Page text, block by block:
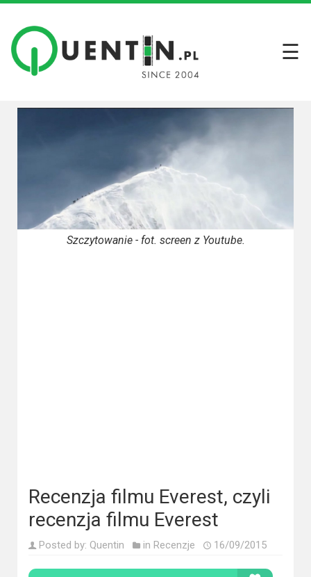
Filmy
recenzje
Seriale
Wszystkie
Horrory
Kino
azjatyckie
Kino
☰
Szczytowanie - fot. screen z Youtube.
Recenzja filmu Everest, czyli
recenzja filmu Everest
Posted by: Quentin in Recenzje 16/09/2015